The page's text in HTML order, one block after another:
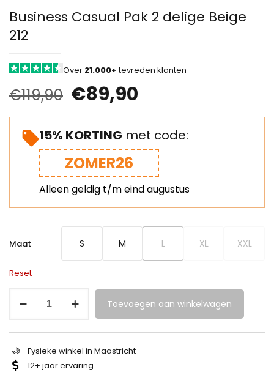
Business Casual Pak 2 delige Beige
212
Over 21.000+tevreden klanten
€119,90 €89,90
15% KORTING met code:
ZOMER26
Alleen geldig t/m eind augustus
Maat S M L XL XXL
Reset
Toevoegen aan winkelwagen
Fysieke winkel in Maastricht
12+ jaar ervaring